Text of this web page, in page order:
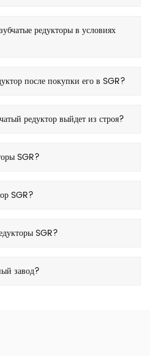
редукторы в условиях
после покупки его в SGR?
редуктор выйдет из строя?
SGR?
SGR?
SGR?
завод?